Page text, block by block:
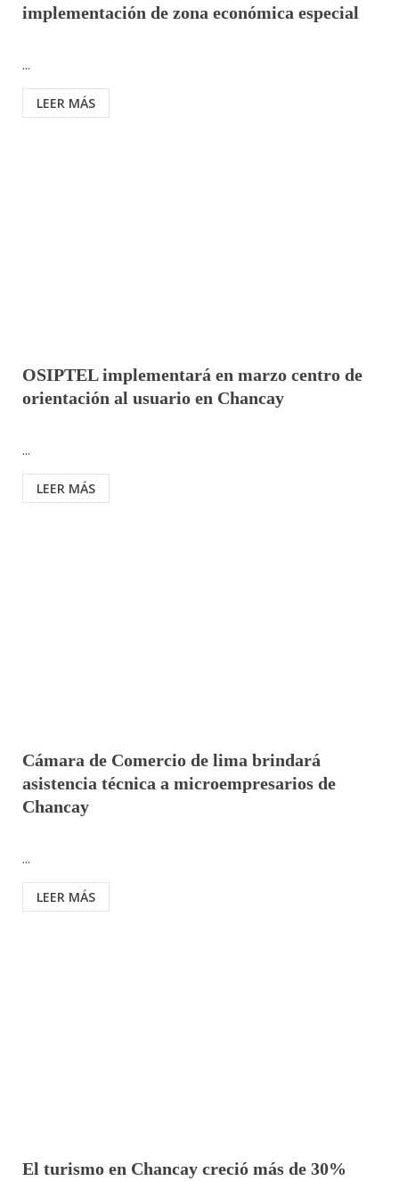
implementación de zona económica especial
...
LEER MÁS
OSIPTEL implementará en marzo centro de
orientación al usuario en Chancay
...
LEER MÁS
Cámara de Comercio de lima brindará
asistencia técnica a microempresarios de
Chancay
...
LEER MÁS
El turismo en Chancay creció más de 30%